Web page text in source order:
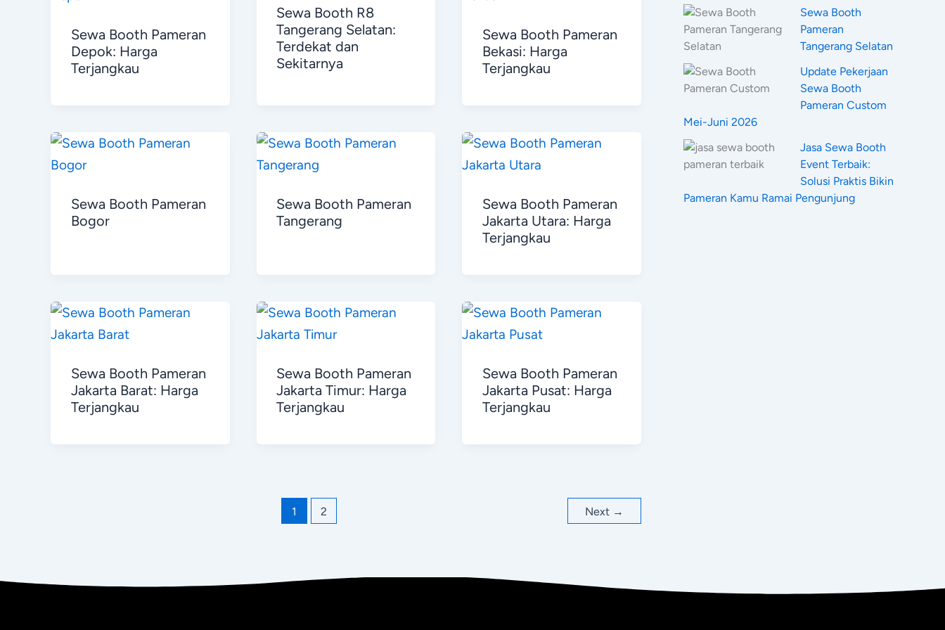
Sewa Booth Pameran
Depok: Harga
Terjangkau
Sewa Booth R8
Tangerang Selatan:
Terdekat dan
Sekitarnya
Sewa Booth Pameran
Bekasi: Harga
Terjangkau
Sewa Booth Pameran
Bogor
Sewa Booth Pameran
Tangerang
Sewa Booth Pameran
Jakarta Utara: Harga
Terjangkau
Sewa Booth Pameran
Jakarta Barat: Harga
Terjangkau
Sewa Booth Pameran
Jakarta Timur: Harga
Terjangkau
Sewa Booth Pameran
Jakarta Pusat: Harga
Terjangkau
1 2 Next →
Sewa Booth
Pameran
Tangerang Selatan
Update Pekerjaan
Sewa Booth
Pameran Custom
Mei-Juni 2026
Jasa Sewa Booth
Event Terbaik:
Solusi Praktis Bikin
Pameran Kamu Ramai Pengunjung